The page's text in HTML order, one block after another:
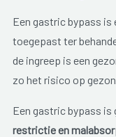
Een gastric bypass is
toegepast ter
de ingreep is een
zo het risico op
Een gastric bypass
restrictie en